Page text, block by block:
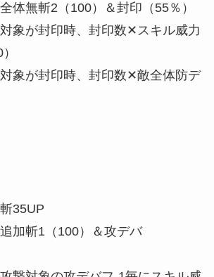
体無斬2（100）＆封印（55％）
象が封印時、封印数✕スキル威力
象が封印時、封印数✕敵全体防デ
35UP
加斬1（100）＆攻デバ